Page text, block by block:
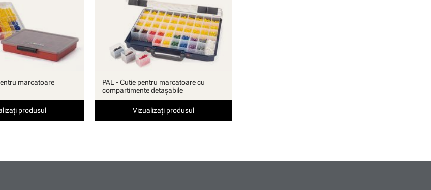
marcatoare
produsul
PAL - Cutie pentru marcatoare cu
compartimente detaşabile
Vizualizați produsul